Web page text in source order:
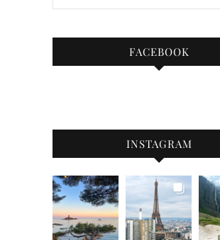
FACEBOOK
INSTAGRAM